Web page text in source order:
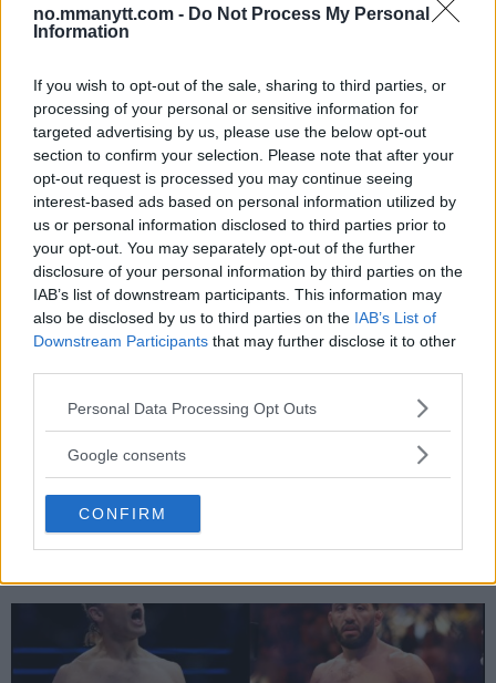
no.mmanytt.com - Do Not Process My Personal
Information
If you wish to opt-out of the sale, sharing to third parties, or
processing of your personal or sensitive information for
targeted advertising by us, please use the below opt-out
section to confirm your selection. Please note that after your
opt-out request is processed you may continue seeing
interest-based ads based on personal information utilized by
us or personal information disclosed to third parties prior to
your opt-out. You may separately opt-out of the further
disclosure of your personal information by third parties on the
IAB’s list of downstream participants. This information may
also be disclosed by us to third parties on the IAB’s List of
Downstream Participants that may further disclose it to other
Please note that this website/app uses one or more Google
not limited to your visit or usage behaviour. You may click to
use your data for below specified purposes in below Google
consent section.
Personal Data Processing Opt Outs
Google consents
CONFIRM
12 May, 2025 11:19
SIDEBAR JS TEST
Slug: sidebar_right_1 | Tid: 5:09:46 AM
DILLON DANIS
Hype FC ønsker å booke Dillon Danis vs Chanko Zaynukov
Erik Solvang 13 January, 2026 15:37